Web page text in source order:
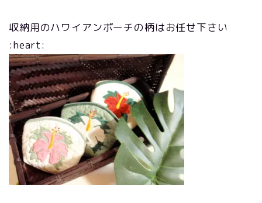
収納用のハワイアンポーチの柄はお任せ下さい
:heart: